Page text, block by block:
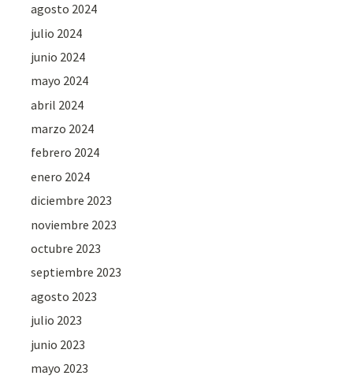
agosto 2024
julio 2024
junio 2024
mayo 2024
abril 2024
marzo 2024
febrero 2024
enero 2024
diciembre 2023
noviembre 2023
octubre 2023
septiembre 2023
agosto 2023
julio 2023
junio 2023
mayo 2023